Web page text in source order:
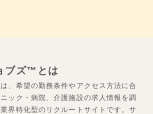
ブズ™とは
、希望の勤務条件やアクセス方法に合
ック・病院、介護施設の求人情報を調
界特化型のリクルートサイトです。サ